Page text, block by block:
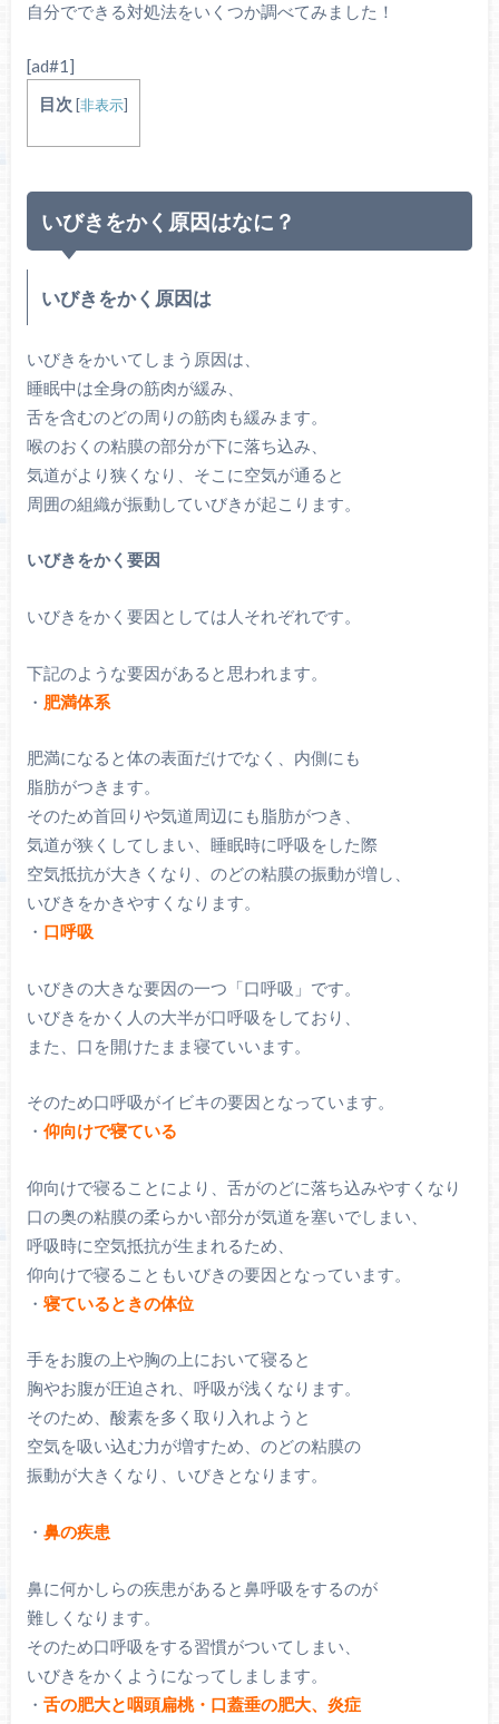
自分でできる対処法をいくつか調べてみました！
[ad#1]
目次 [非表示]
いびきをかく原因はなに？
いびきをかく原因は
いびきをかいてしまう原因は、
睡眠中は全身の筋肉が緩み、
舌を含むのどの周りの筋肉も緩みます。
喉のおくの粘膜の部分が下に落ち込み、
気道がより狭くなり、そこに空気が通ると
周囲の組織が振動していびきが起こります。
いびきをかく要因
いびきをかく要因としては人それぞれです。
下記のような要因があると思われます。
・ 肥満体系
肥満になると体の表面だけでなく、内側にも
脂肪がつきます。
そのため首回りや気道周辺にも脂肪がつき、
気道が狭くしてしまい、睡眠時に呼吸をした際
空気抵抗が大きくなり、のどの粘膜の振動が増し、
いびきをかきやすくなります。
・ 口呼吸
いびきの大きな要因の一つ「口呼吸」です。
いびきをかく人の大半が口呼吸をしており、
また、口を開けたまま寝ていいます。
そのため口呼吸がイビキの要因となっています。
・ 仰向けで寝ている
仰向けで寝ることにより、舌がのどに落ち込みやすくなり
口の奥の粘膜の柔らかい部分が気道を塞いでしまい、
呼吸時に空気抵抗が生まれるため、
仰向けで寝ることもいびきの要因となっています。
・ 寝ているときの体位
手をお腹の上や胸の上において寝ると
胸やお腹が圧迫され、呼吸が浅くなります。
そのため、酸素を多く取り入れようと
空気を吸い込む力が増すため、のどの粘膜の
振動が大きくなり、いびきとなります。
・ 鼻の疾患
鼻に何かしらの疾患があると鼻呼吸をするのが
難しくなります。
そのため口呼吸をする習慣がついてしまい、
いびきをかくようになってしまします。
・ 舌の肥大と咽頭扁桃・口蓋垂の肥大、炎症